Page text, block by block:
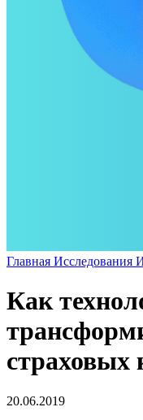
Главная Исследования
Как
страховых
20.06.2019